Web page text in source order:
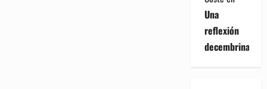
Una
reflexión
decembrina